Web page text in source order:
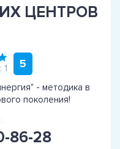
ЦЕНТРОВ
5
- методика в
поколения!
86-28